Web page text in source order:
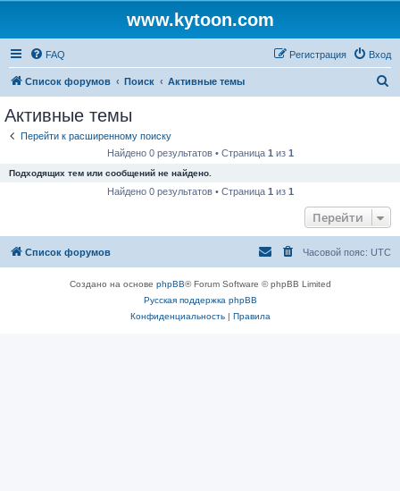
www.kytoon.com
FAQ Вход
Регистрация
Список форумов Поиск Активные темы
Активные темы
Перейти к расширенному поиску
Найдено 0 результатов • Страница 1 из 1
Подходящих тем или сообщений не найдено.
Найдено 0 результатов • Страница 1 из 1
Перейти
Список форумов Часовой пояс: UTC
Создано на основе phpBB® Forum Software © phpBB Limited
Русская поддержка phpBB
Конфиденциальность| Правила